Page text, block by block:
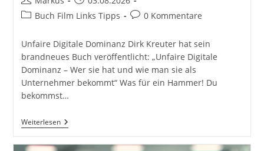
Autor:
veröffentlicht:
Beitrags-
Buch Film Links Tipps
Beitrags-
0 Kommentare
Unfaire Digitale Dominanz Dirk Kreuter hat sein
brandneues Buch veröffentlicht: „Unfaire Digitale
Dominanz – Wer sie hat und wie man sie als
Unternehmer bekommt“ Was für ein Hammer! Du
bekommst…
WeiterlesenUnfaire
Digitale